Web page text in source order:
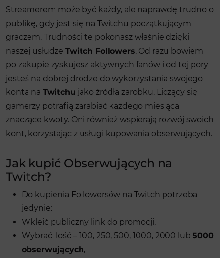
Streamerem może być każdy, ale naprawdę trudno o
publikę, gdy jest się na Twitchu początkującym
graczem. Trudności te pokonasz właśnie dzięki
naszej usłudze Twitch Followers. Od razu bowiem
po zakupie zyskujesz aktywnych fanów i od tej pory
jesteś na dobrej drodze do wykorzystania swojego
konta na Twitchu jako źródła zarobku. Liczący się
gamerzy potrafią zarabiać każdego miesiąca
znaczące kwoty. Oni również wspierają rozwój swoich
kont, korzystając z usługi kupowania obserwujących.
Jak kupić Obserwujących na
Twitch?
Do kupienia Followersów na Twitch potrzeba
jedynie:
Wkleić publiczny link do promocji,
Wybrać ilość – 100, 250, 500, 1000, 2000 lub 5000
obserwujących,